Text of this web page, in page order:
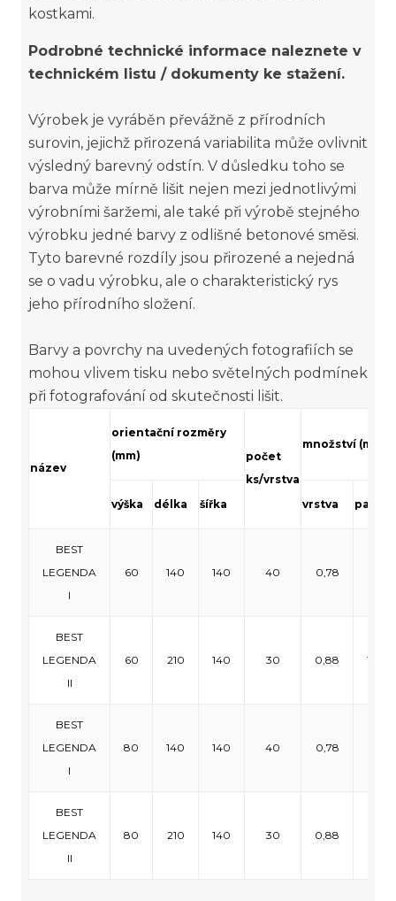
kostkami.
Podrobné technické informace naleznete v
technickém listu / dokumenty ke stažení.
Výrobek je vyráběn převážně z přírodních
surovin, jejichž přirozená variabilita může ovlivnit
výsledný barevný odstín. V důsledku toho se
barva může mírně lišit nejen mezi jednotlivými
výrobními šaržemi, ale také při výrobě stejného
výrobku jedné barvy z odlišné betonové směsi.
Tyto barevné rozdíly jsou přirozené a nejedná
se o vadu výrobku, ale o charakteristický rys
jeho přírodního složení.
Barvy a povrchy na uvedených fotografiích se
mohou vlivem tisku nebo světelných podmínek
při fotografování od skutečnosti lišit.
název
orientační rozměry
(mm)
počet
ks/vrstva
množství (m²)
výška délka šířka vrstva paleta
BEST
LEGENDA
I
60 140 140 40 0,78
BEST
LEGENDA
II
60 210 140 30 0,88 10,56
BEST
LEGENDA
I
80 140 140 40 0,78
BEST
LEGENDA
II
80 210 140 30 0,88